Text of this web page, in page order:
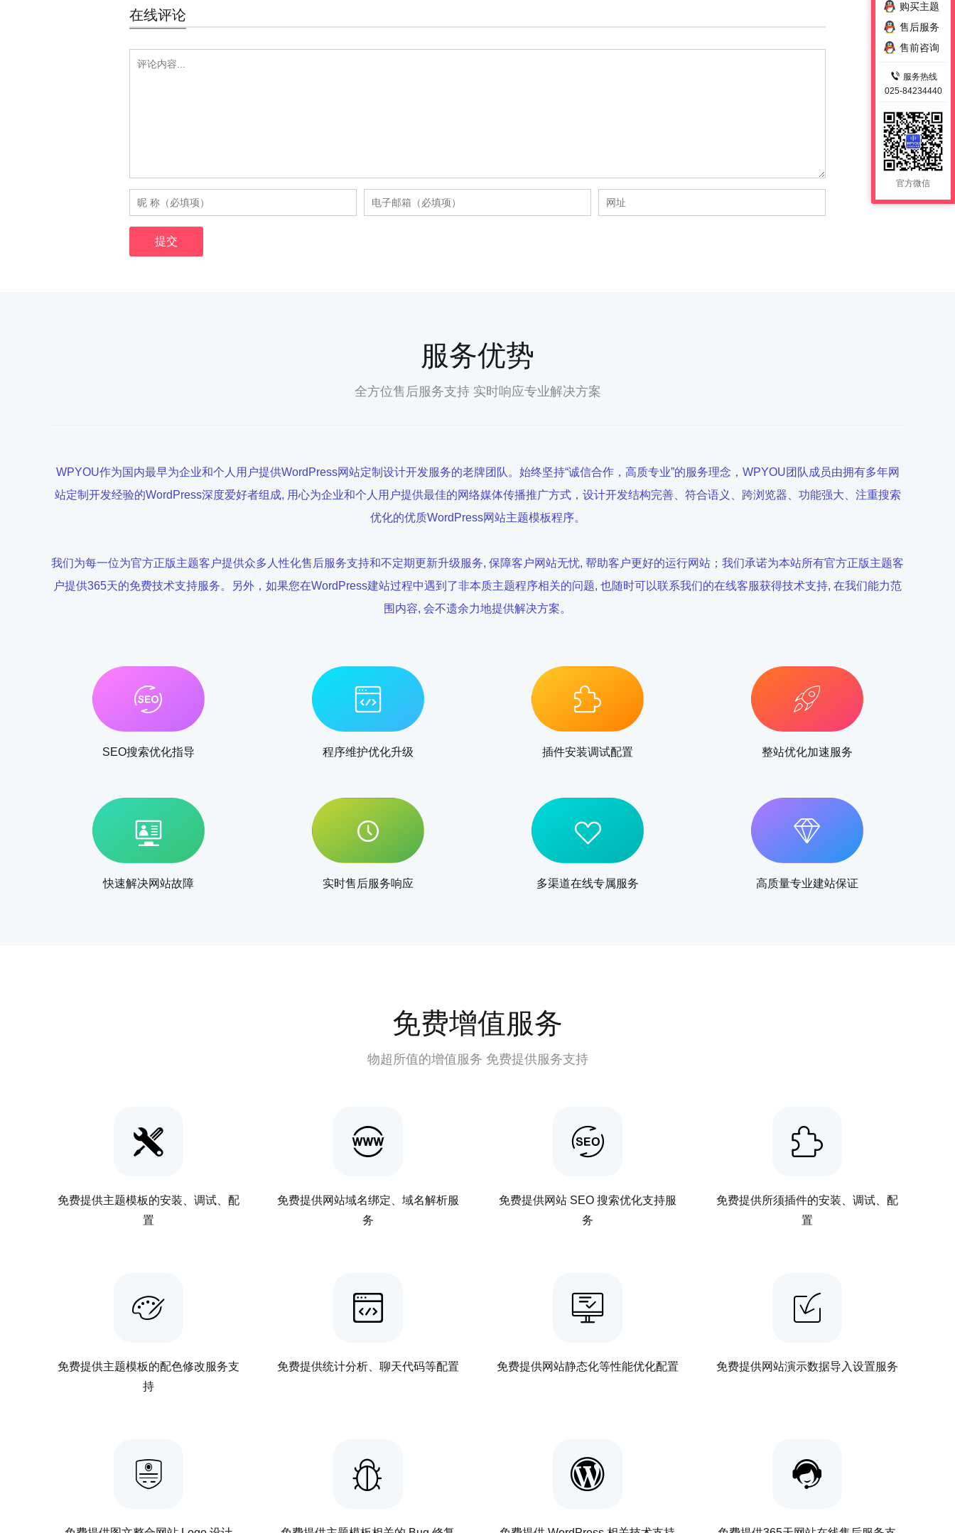
在线评论
服务优势
全方位售后服务支持 实时响应专业解决方案
WPYOU作为国内最早为企业和个人用户提供WordPress网站定制设计开发服务的老牌团队。始终坚持“诚信合作，高质专业”的服务理念，WPYOU团队成员由拥有多年网
站定制开发经验的WordPress深度爱好者组成, 用心为企业和个人用户提供最佳的网络媒体传播推广方式，设计开发结构完善、符合语义、跨浏览器、功能强大、注重搜索
优化的优质WordPress网站主题模板程序。
我们为每一位为官方正版主题客户提供众多人性化售后服务支持和不定期更新升级服务, 保障客户网站无忧, 帮助客户更好的运行网站；我们承诺为本站所有官方正版主题客
户提供365天的免费技术支持服务。另外，如果您在WordPress建站过程中遇到了非本质主题程序相关的问题, 也随时可以联系我们的在线客服获得技术支持, 在我们能力范
围内容, 会不遗余力地提供解决方案。
SEO搜索优化指导 程序维护优化升级 插件安装调试配置 整站优化加速服务
快速解决网站故障 实时售后服务响应 多渠道在线专属服务 高质量专业建站保证
免费增值服务
物超所值的增值服务 免费提供服务支持
免费提供主题模板的安装、调试、配
置
免费提供网站域名绑定、域名解析服
务
免费提供网站 SEO 搜索优化支持服
务
免费提供所须插件的安装、调试、配
置
免费提供主题模板的配色修改服务支
持
免费提供统计分析、聊天代码等配置 免费提供网站静态化等性能优化配置 免费提供网站演示数据导入设置服务
购买主题
售后服务
售前咨询
服务热线
025-84234440
官方微信